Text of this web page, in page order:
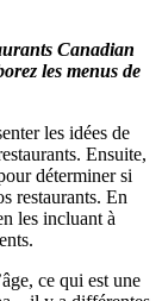
Canadian
les menus de
les idées de
Ensuite,
déterminer si
restaurants. En
les incluant à
ce qui est une